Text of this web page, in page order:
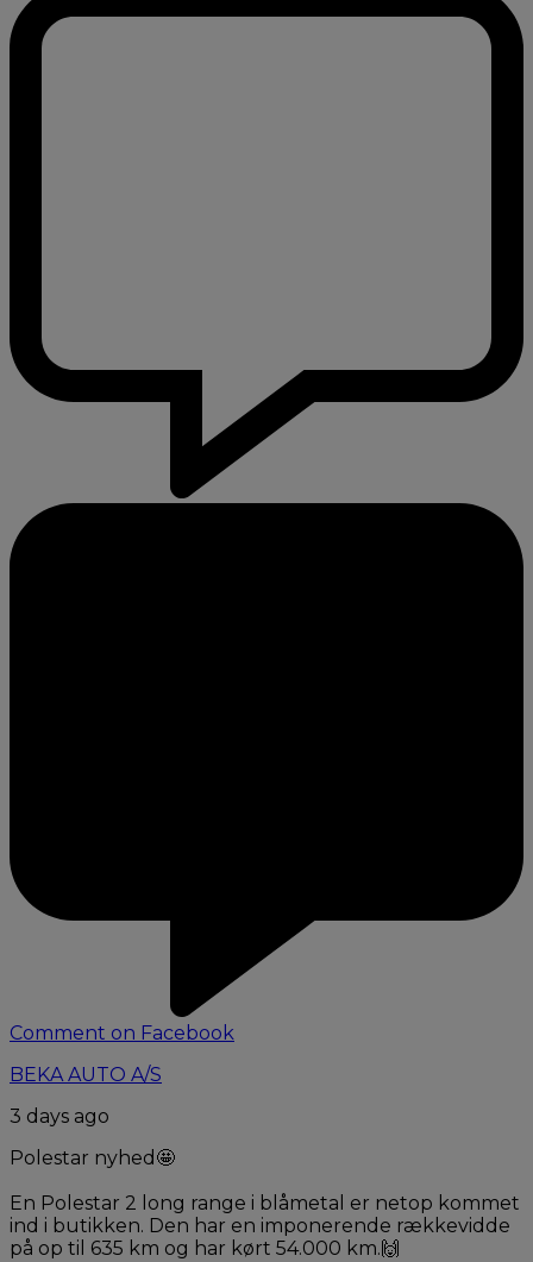
Comment on Facebook
BEKA AUTO A/S
3 days ago
Polestar nyhed🤩
En Polestar 2 long range i blåmetal er netop kommet
ind i butikken. Den har en imponerende rækkevidde
på op til 635 km og har kørt 54.000 km.🙌